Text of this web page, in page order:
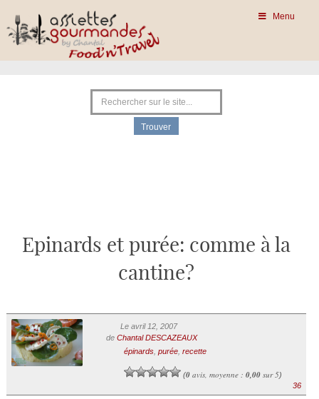
Menu
Epinards et purée: comme à la
cantine?
Le avril 12, 2007
de Chantal DESCAZEAUX
épinards, purée, recette
(0avis, moyenne : 0,00sur 5)
36